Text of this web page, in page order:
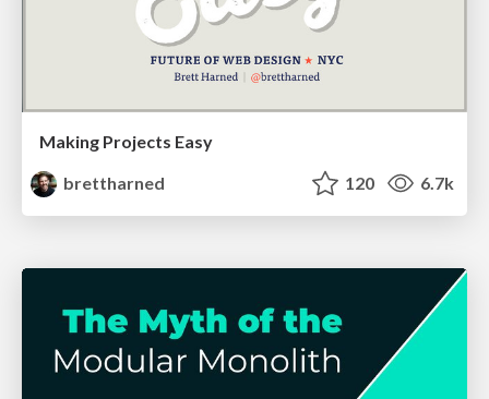
Making Projects Easy
brettharned
120 6.7k